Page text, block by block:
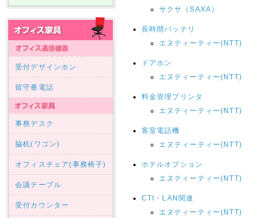
受付デザインホン
留守番電話
事務デスク
脇机(ワゴン)
オフィスチェア(事務椅子)
会議テーブル
受付カウンター
サクサ（SAXA）
長時間バッテリ
エヌティーティー(NTT)
ドアホン
エヌティーティー(NTT)
料金管理プリンタ
エヌティーティー(NTT)
客室電話機
エヌティーティー(NTT)
ホテルオプション
エヌティーティー(NTT)
CTI・LAN関連
エヌティーティー(NTT)